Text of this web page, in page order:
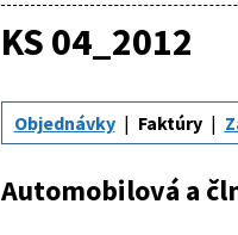
KS 04_2012
Objednávky Faktúry
Automobilová a